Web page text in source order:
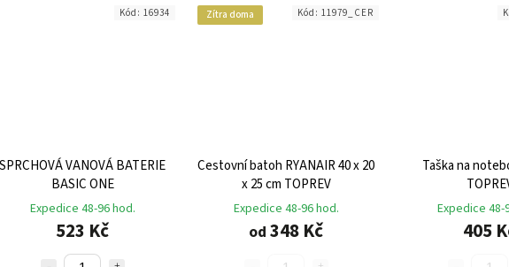
SPRCHOVÁ VANOVÁ BATERIE
BASIC ONE
Expedice 48-96 hod.
523 Kč
Kód: 16934 Zítra doma
Cestovní batoh RYANAIR 40 x 20
x 25 cm TOPREV
Expedice 48-96 hod.
od 348 Kč
Kód: 11979_CER
Taška na
Expedice 48-
405